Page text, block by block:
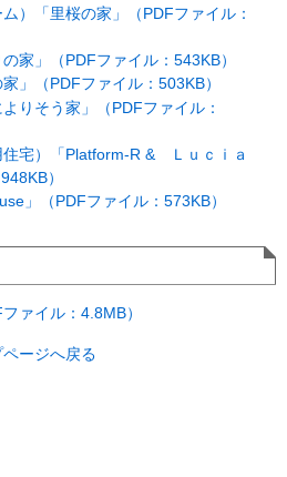
）「里桜の家」（PDFファイル：
家」（PDFファイル：543KB）
」（PDFファイル：503KB）
りそう家」（PDFファイル：
住宅）「Platform-R & Ｌｕｃｉａ
）
」（PDFファイル：573KB）
ァイル：4.8MB）
ージへ戻る